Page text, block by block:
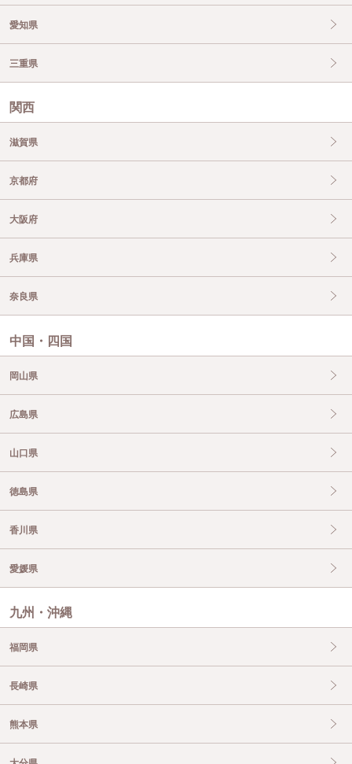
愛知県
三重県
関西
滋賀県
京都府
大阪府
兵庫県
奈良県
中国・四国
岡山県
広島県
山口県
徳島県
香川県
愛媛県
九州・沖縄
福岡県
長崎県
熊本県